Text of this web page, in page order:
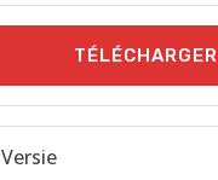
TÉLÉCHARGER
Versie